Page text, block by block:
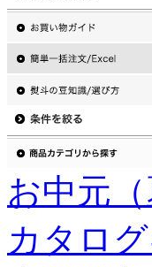
お中元（
カタロ